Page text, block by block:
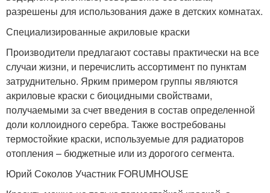
разрешены для использования даже в детских комнатах.
Специализированные акриловые краски
Производители предлагают составы практически на все
случаи жизни, и перечислить ассортимент по пунктам
затруднительно. Ярким примером группы являются
акриловые краски с биоцидными свойствами,
получаемыми за счет введения в состав определенной
доли коллоидного серебра. Также востребованы
термостойкие краски, используемые для радиаторов
отопления – бюджетные или из дорогого сегмента.
Юрий Соколов Участник FORUMHOUSE